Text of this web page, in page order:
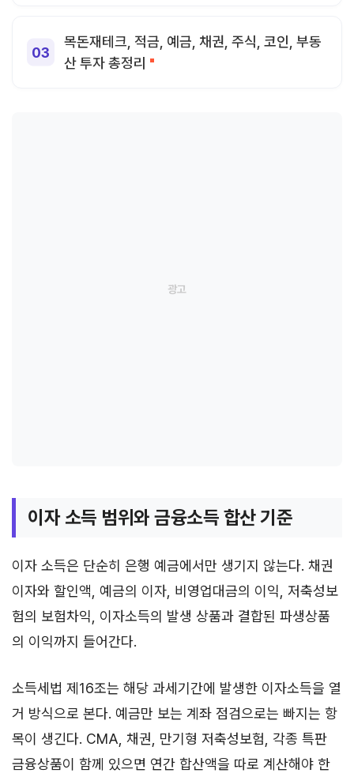
목돈재테크, 적금, 예금, 채권, 주식, 코인, 부동
산 투자 총정리
이자 소득 범위와 금융소득 합산 기준
이자 소득은 단순히 은행 예금에서만 생기지 않는다. 채권
이자와 할인액, 예금의 이자, 비영업대금의 이익, 저축성보
험의 보험차익, 이자소득의 발생 상품과 결합된 파생상품
의 이익까지 들어간다.
소득세법 제16조는 해당 과세기간에 발생한 이자소득을 열
거 방식으로 본다. 예금만 보는 계좌 점검으로는 빠지는 항
목이 생긴다. CMA, 채권, 만기형 저축성보험, 각종 특판
금융상품이 함께 있으면 연간 합산액을 따로 계산해야 한